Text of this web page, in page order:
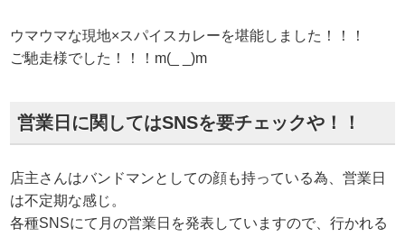
ウマウマな現地×スパイスカレーを堪能しました！！！
ご馳走様でした！！！m(_ _)m
営業日に関してはSNSを要チェックや！！
店主さんはバンドマンとしての顔も持っている為、営業日
は不定期な感じ。
各種SNSにて月の営業日を発表していますので、行かれる